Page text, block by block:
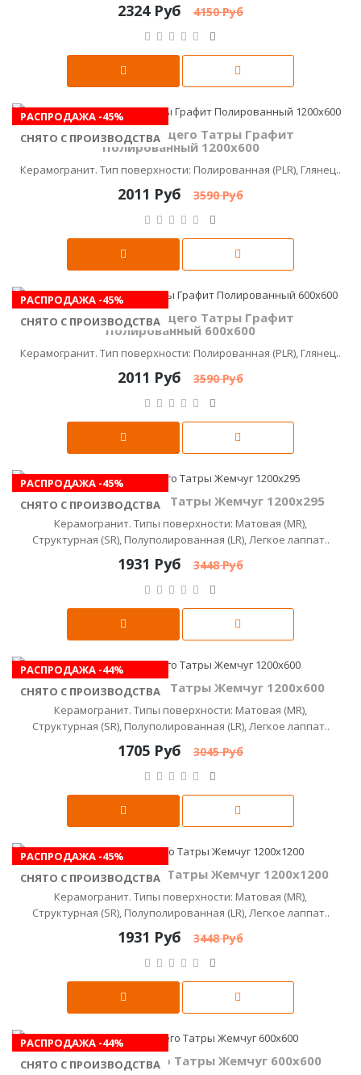
2324 Руб 4150 Руб
РАСПРОДАЖА -45%
СНЯТО С ПРОИЗВОДСТВА
Керамика Будущего Татры Графит
Полированный 1200х600
Керамогранит. Тип поверхности: Полированная (PLR), Глянец..
2011 Руб 3590 Руб
РАСПРОДАЖА -45%
СНЯТО С ПРОИЗВОДСТВА
Керамика Будущего Татры Графит
Полированный 600x600
Керамогранит. Тип поверхности: Полированная (PLR), Глянец..
2011 Руб 3590 Руб
РАСПРОДАЖА -45%
СНЯТО С ПРОИЗВОДСТВА
Керамика Будущего Татры Жемчуг 1200x295
Керамогранит. Типы поверхности: Матовая (MR),
Структурная (SR), Полуполированная (LR), Легкое лаппат..
1931 Руб 3448 Руб
РАСПРОДАЖА -44%
СНЯТО С ПРОИЗВОДСТВА
Керамика Будущего Татры Жемчуг 1200x600
Керамогранит. Типы поверхности: Матовая (MR),
Структурная (SR), Полуполированная (LR), Легкое лаппат..
1705 Руб 3045 Руб
РАСПРОДАЖА -45%
СНЯТО С ПРОИЗВОДСТВА
Керамика Будущего Татры Жемчуг 1200х1200
Керамогранит. Типы поверхности: Матовая (MR),
Структурная (SR), Полуполированная (LR), Легкое лаппат..
1931 Руб 3448 Руб
РАСПРОДАЖА -44%
СНЯТО С ПРОИЗВОДСТВА
Керамика Будущего Татры Жемчуг 600x600